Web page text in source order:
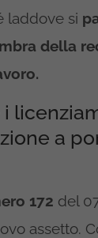
laddove si
della
a
172 del
assetto.